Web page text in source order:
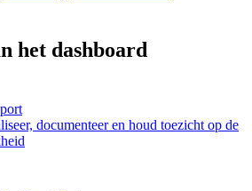
het dashboard
documenteer en houd toezicht op de